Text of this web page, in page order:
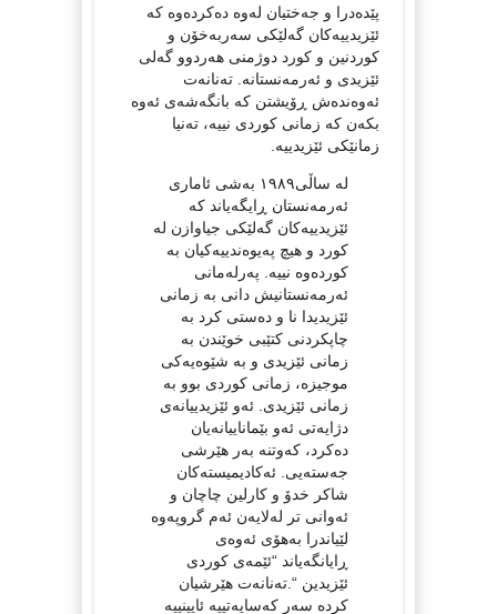
پێدەدرا و جەختیان لەوە دەکردەوە کە
ئێزیدییەکان گەلێکی سەربەخۆن و
کوردنین و کورد دوژمنی هەردوو گەلی
ئێزیدی و ئەرمەنستانە. تەنانەت
ئەوەندەش ڕۆیشتن کە بانگەشەی ئەوە
بکەن کە زمانی کوردی نییە، تەنیا
زمانێکی ئێزیدییە.
لە ساڵی١٩٨٩ بەشی ئاماری
ئەرمەنستان ڕایگەیاند کە
ئێزیدییەکان گەلێکی جیاوازن لە
کورد و هیچ پەیوەندییەکیان بە
کوردەوە نییە. پەرلەمانی
ئەرمەنستانیش دانی بە زمانی
ئێزیدیدا نا و دەستی کرد بە
چاپکردنی کتێبی خوێندن بە
زمانی ئێزیدی و بە شێوەیەکی
موجیزە، زمانی کوردی بوو بە
زمانی ئێزیدی. ئەو ئێزیدییانەی
دژایەتی ئەو بێماناییانەیان
دەکرد، کەوتنە بەر هێرشی
جەستەیی. ئەکادیمیستەکان
شاکر خدۆ و کارلین چاچان و
ئەوانی تر لەلایەن ئەم گروپەوە
لێیاندرا بەهۆی ئەوەی
ڕایانگەیاند “ئێمەی کوردی
ئێزیدین “.تەنانەت هێرشیان
کردە سەر کەسایەتییە ئایینییە